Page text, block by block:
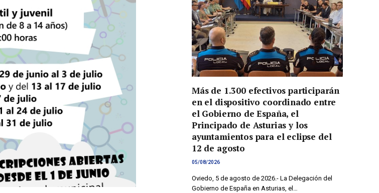
Más de 1.300 efectivos participarán
en el dispositivo coordinado entre
el Gobierno de España, el
Principado de Asturias y los
ayuntamientos para el eclipse del
12 de agosto
05/08/2026
Oviedo, 5 de agosto de 2026.- La Delegación del
Gobierno de España en Asturias, el…